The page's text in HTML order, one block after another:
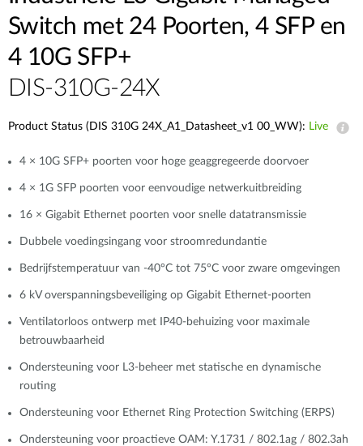
Switch met 24 Poorten, 4 SFP en
4 10G SFP+
DIS-310G-24X
Product Status (DIS 310G 24X_A1_Datasheet_v1 00_WW): Live
4 × 10G SFP+ poorten voor hoge geaggregeerde doorvoer
4 × 1G SFP poorten voor eenvoudige netwerkuitbreiding
16 × Gigabit Ethernet poorten voor snelle datatransmissie
Dubbele voedingsingang voor stroomredundantie
Bedrijfstemperatuur van -40°C tot 75°C voor zware omgevingen
6 kV overspanningsbeveiliging op Gigabit Ethernet-poorten
Ventilatorloos ontwerp met IP40-behuizing voor maximale
betrouwbaarheid
Ondersteuning voor L3-beheer met statische en dynamische
routing
Ondersteuning voor Ethernet Ring Protection Switching (ERPS)
Ondersteuning voor proactieve OAM: Y.1731 / 802.1ag / 802.3ah